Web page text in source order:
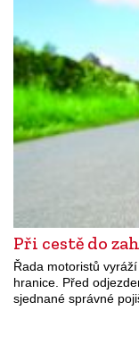
Při cestě do
Řada motoristů
hranice. Před
sjednané správné